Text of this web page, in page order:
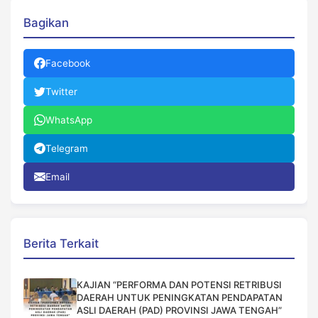
Bagikan
Facebook
Twitter
WhatsApp
Telegram
Email
Berita Terkait
KAJIAN “PERFORMA DAN POTENSI RETRIBUSI
DAERAH UNTUK PENINGKATAN PENDAPATAN
ASLI DAERAH (PAD) PROVINSI JAWA TENGAH”